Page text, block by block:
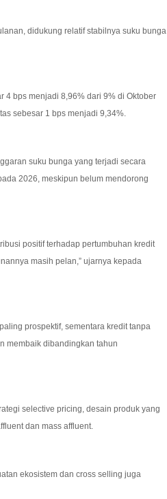
didukung relatif stabilnya suku bunga
4 bps menjadi 8,96% dari 9% di Oktober
sebesar 1 bps menjadi 9,34%.
suku bunga yang terjadi secara
2026, meskipun belum mendorong
positif terhadap pertumbuhan kredit
masih pelan,” ujarnya kepada
prospektif, sementara kredit tanpa
membaik dibandingkan tahun
selective pricing, desain produk yang
dan mass affluent.
ekosistem dan cross selling juga